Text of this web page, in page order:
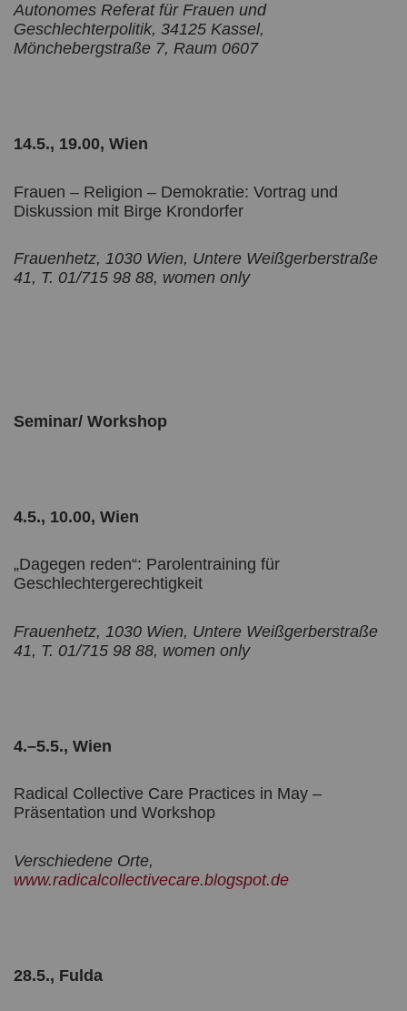
Autonomes Referat für Frauen und
Geschlechterpolitik, 34125 Kassel,
Mönchebergstraße 7, Raum 0607
14.5., 19.00, Wien
Frauen – Religion – Demokratie: Vortrag und
Diskussion mit Birge Krondorfer
Frauenhetz, 1030 Wien, Untere Weißgerberstraße
41, T. 01/715 98 88, women only
Seminar/ Workshop
4.5., 10.00, Wien
„Dagegen reden“: Parolentraining für
Geschlechtergerechtigkeit
Frauenhetz, 1030 Wien, Untere Weißgerberstraße
41, T. 01/715 98 88, women only
4.–5.5., Wien
Radical Collective Care Practices in May –
Präsentation und Workshop
Verschiedene Orte,
www.radicalcollectivecare.blogspot.de
28.5., Fulda